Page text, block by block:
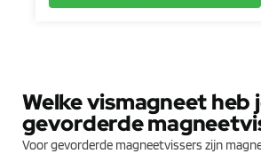
Welke vismagneet heb
gevorderde
Voor gevorderde magneetvissers zijn